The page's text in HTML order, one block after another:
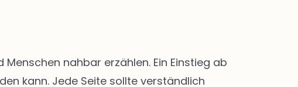
nahbar erzählen. Ein Einstieg ab
kann. Jede Seite sollte verständlich